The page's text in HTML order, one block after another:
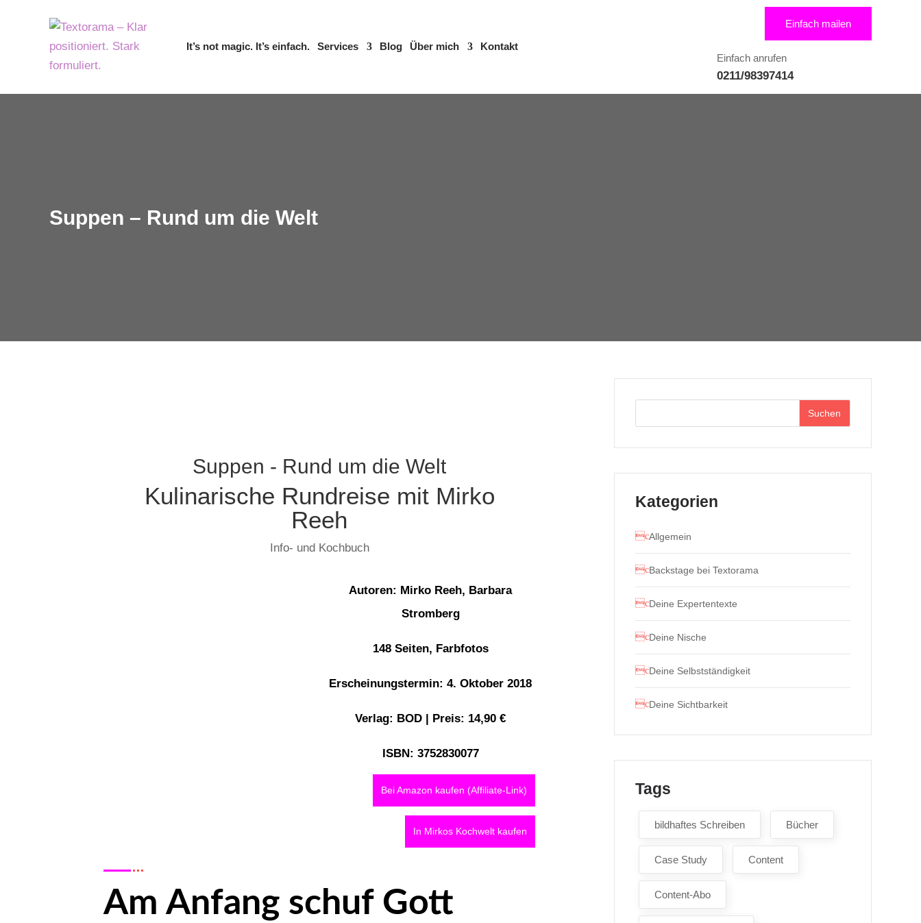
It’s not magic. It’s einfach. Services Blog Über mich Kontakt
Einfach mailen
Einfach anrufen
0211/98397414
Suppen – Rund um die Welt
Suppen - Rund um die Welt
Kulinarische Rundreise mit Mirko
Reeh
Info- und Kochbuch
Autoren: Mirko Reeh, Barbara
Stromberg
148 Seiten, Farbfotos
Erscheinungstermin: 4. Oktober 2018
Verlag: BOD | Preis: 14,90 €
ISBN: 3752830077
Bei Amazon kaufen (Affiliate-Link)
In Mirkos Kochwelt kaufen
Am Anfang schuf Gott
Suchen
Kategorien
Allgemein
Backstage bei Textorama
Deine Expertentexte
Deine Nische
Deine Selbstständigkeit
Deine Sichtbarkeit
Tags
bildhaftes Schreiben Bücher
Case Study Content
Content-Abo